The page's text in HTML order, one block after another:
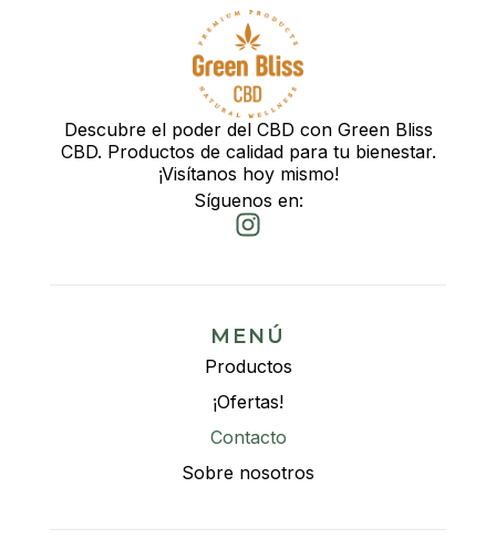
Descubre el poder del CBD con Green Bliss
CBD. Productos de calidad para tu bienestar.
¡Visítanos hoy mismo!
Síguenos en:
MENÚ
Productos
¡Ofertas!
Contacto
Sobre nosotros